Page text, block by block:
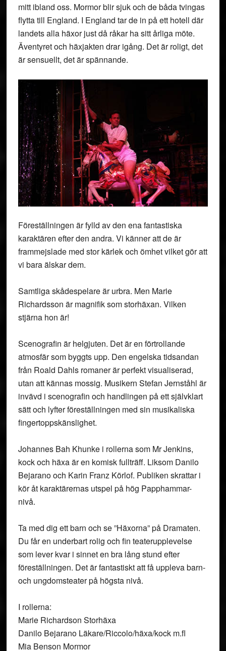
mitt ibland oss. Mormor blir sjuk och de båda tvingas
flytta till England. I England tar de in på ett hotell där
landets alla häxor just då råkar ha sitt årliga möte.
Äventyret och häxjakten drar igång. Det är roligt, det
är sensuellt, det är spännande.
Föreställningen är fylld av den ena fantastiska
karaktären efter den andra. Vi känner att de är
frammejslade med stor kärlek och ömhet vilket gör att
vi bara älskar dem.
Samtliga skådespelare är urbra. Men Marie
Richardsson är magnifik som storhäxan. Vilken
stjärna hon är!
Scenografin är helgjuten. Det är en förtrollande
atmosfär som byggts upp. Den engelska tidsandan
från Roald Dahls romaner är perfekt visualiserad,
utan att kännas mossig. Musikern Stefan Jernståhl är
invävd i scenografin och handlingen på ett självklart
sätt och lyfter föreställningen med sin musikaliska
fingertoppskänslighet.
Johannes Bah Khunke i rollerna som Mr Jenkins,
kock och häxa är en komisk fullträff. Liksom Danilo
Bejarano och Karin Franz Körlof. Publiken skrattar i
kör åt karaktärernas utspel på hög Papphammar-
nivå.
Ta med dig ett barn och se ”Häxorna” på Dramaten.
Du får en underbart rolig och fin teaterupplevelse
som lever kvar i sinnet en bra lång stund efter
föreställningen. Det är fantastiskt att få uppleva barn-
och ungdomsteater på högsta nivå.
I rollerna:
Marie Richardson Storhäxa
Danilo Bejarano Läkare/Riccolo/häxa/kock m.fl
Mia Benson Mormor